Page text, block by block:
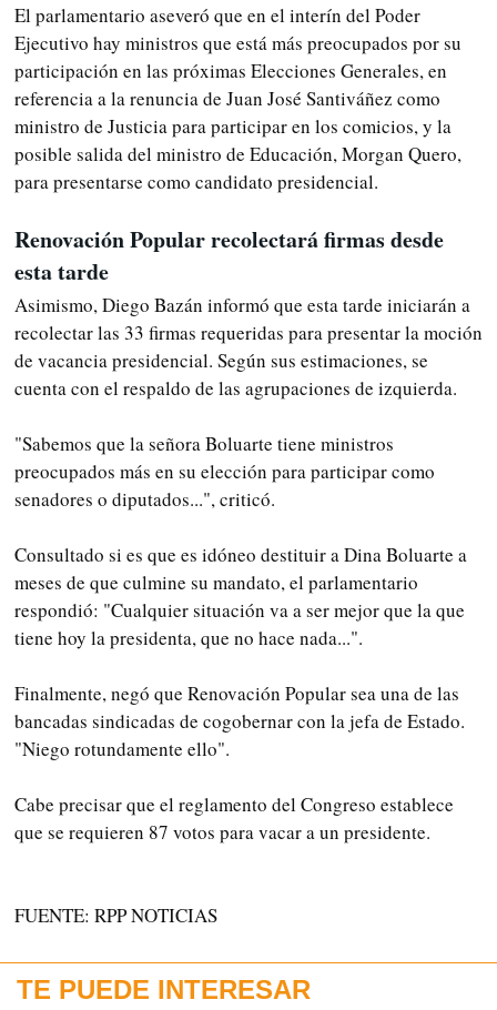
El parlamentario aseveró que en el interín del Poder
Ejecutivo hay ministros que está más preocupados por su
participación en las próximas Elecciones Generales, en
referencia a la renuncia de Juan José Santiváñez como
ministro de Justicia para participar en los comicios, y la
posible salida del ministro de Educación, Morgan Quero,
para presentarse como candidato presidencial.
Renovación Popular recolectará firmas desde
esta tarde
Asimismo, Diego Bazán informó que esta tarde iniciarán a
recolectar las 33 firmas requeridas para presentar la moción
de vacancia presidencial. Según sus estimaciones, se
cuenta con el respaldo de las agrupaciones de izquierda.
"Sabemos que la señora Boluarte tiene ministros
preocupados más en su elección para participar como
senadores o diputados...", criticó.
Consultado si es que es idóneo destituir a Dina Boluarte a
meses de que culmine su mandato, el parlamentario
respondió: "Cualquier situación va a ser mejor que la que
tiene hoy la presidenta, que no hace nada...".
Finalmente, negó que Renovación Popular sea una de las
bancadas sindicadas de cogobernar con la jefa de Estado.
"Niego rotundamente ello".
Cabe precisar que el reglamento del Congreso establece
que se requieren 87 votos para vacar a un presidente.
FUENTE: RPP NOTICIAS
TE PUEDE INTERESAR